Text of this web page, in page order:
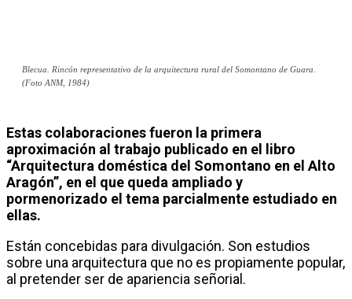
Blecua. Rincón representativo de la arquitectura rural del Somontano de Guara.
(Foto ANM, 1984)
Estas colaboraciones fueron la primera
aproximación al trabajo publicado en el libro
“Arquitectura doméstica del Somontano en el Alto
Aragón”, en el que queda ampliado y
pormenorizado el tema parcialmente estudiado en
ellas.
Están concebidas para divulgación. Son estudios
sobre una arquitectura que no es propiamente popular,
al pretender ser de apariencia señorial.